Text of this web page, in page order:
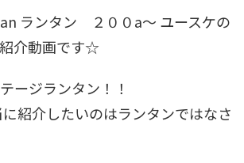
ランタン ２００a〜 ユースケの
介動画です☆
ージランタン！！
紹介したいのはランタンではなさ